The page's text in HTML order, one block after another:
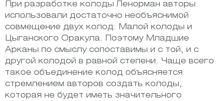
При разработке колоды Ленорман авторы
использовали достаточно необъяснимой
совмещение двух колод: Малой колоды и
Цыганского Оракула. Поэтому Младшие
Арканы по смыслу сопоставимы и с той, и с
другой колодой в равной степени. Чаще всего
такое объединение колод объясняется
стремлением авторов создать колоды,
которая не будет иметь значительного